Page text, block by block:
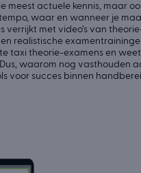
meest actuele kennis, maar
waar en wanneer je
verrijkt met video’s van
realistische
taxi theorie-examens en
waarom nog vasthouden
voor succes binnen